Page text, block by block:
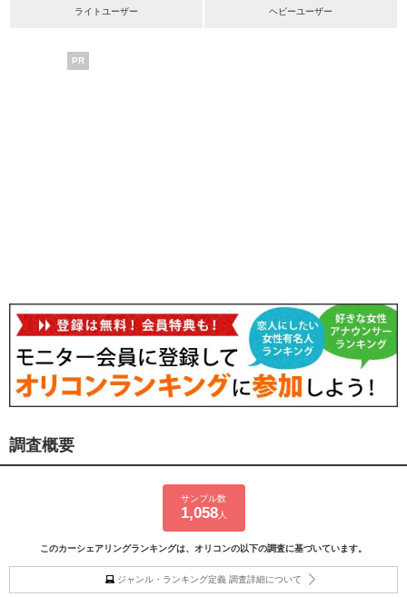
ライトユーザー ヘビーユーザー
PR
調査概要
サンプル数
1,058人
このカーシェアリングランキングは、オリコンの以下の調査に基づいています。
ジャンル・ランキング定義 調査詳細について